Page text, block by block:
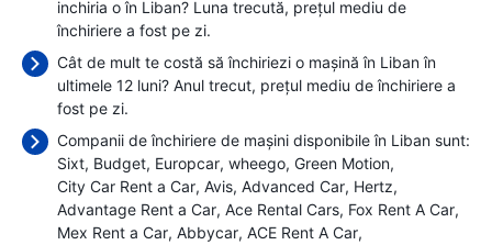
inchiria o în Liban? Luna trecută, prețul mediu de
închiriere a fost pe zi.
Cât de mult te costă să închiriezi o mașină în Liban în
ultimele 12 luni? Anul trecut, prețul mediu de închiriere a
fost pe zi.
Companii de închiriere de mașini disponibile în Liban sunt:
Sixt Budget Europcar wheego Green Motion
City Car Rent a Car Avis Advanced Car Hertz
Advantage Rent a Car Ace Rental Cars Fox Rent A Car
Mex Rent a Car Abbycar ACE Rent A Car